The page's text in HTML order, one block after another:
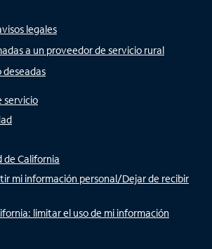
legales
a un proveedor de servicio rural
deseadas
servicio
de California
mi información personal/Dejar de recibir
limitar el uso de mi información